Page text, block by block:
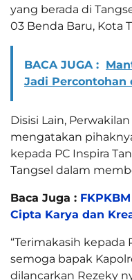
yang berada di
03 Benda Baru, Kota
BACA JUGA :
Jadi Percontohan
Disisi Lain,
mengatakan
kepada PC Inspira
Tangsel dalam
Baca Juga :
Cipta Karya dan
“Terimakasih kepada
semoga bapak
dilancarkan Rezeky